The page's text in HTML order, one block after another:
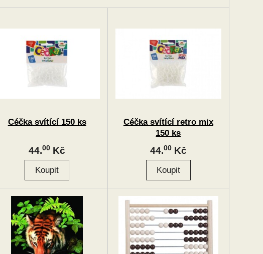
Céčka svítící 150 ks
44.00 Kč
Céčka svítící retro mix
150 ks
44.00Kč